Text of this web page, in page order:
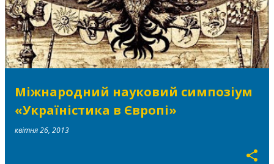
Міжнародний науковий симпозіум
«Україністика в Європі»
квітня 26, 2013